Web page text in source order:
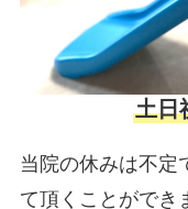
土日
当院の休みは不定
て頂くことができ